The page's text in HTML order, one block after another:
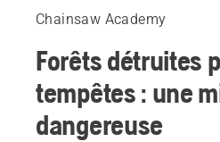
Ordre correct d’abattage
Chainsaw Academy
Forêts détruites
tempêtes : une
dangereuse